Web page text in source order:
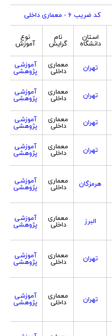
کد ضریب 6 - معماری داخلی
استان
دانشگاه
نام
گرایش
نوع
آموزش
تهران معماری
داخلی
آموزشی
پژوهشی
تهران معماری
داخلی
آموزشی
پژوهشی
تهران معماری
داخلی
آموزشی
پژوهشی
تهران معماری
داخلی
آموزشی
پژوهشی
هرمزگان معماری
داخلی
آموزشی
پژوهشی
البرز معماری
داخلی
آموزشی
پژوهشی
تهران معماری
داخلی
آموزشی
پژوهشی
تهران معماری
داخلی
آموزشی
پژوهشی